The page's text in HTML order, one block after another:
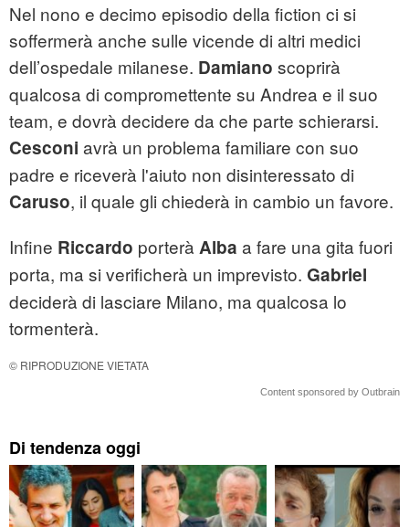
Nel nono e decimo episodio della fiction ci si
soffermerà anche sulle vicende di altri medici
dell’ospedale milanese. Damiano scoprirà
qualcosa di compromettente su Andrea e il suo
team, e dovrà decidere da che parte schierarsi.
Cesconi avrà un problema familiare con suo
padre e riceverà l'aiuto non disinteressato di
Caruso, il quale gli chiederà in cambio un favore.
Infine Riccardo porterà Alba a fare una gita fuori
porta, ma si verificherà un imprevisto. Gabriel
deciderà di lasciare Milano, ma qualcosa lo
tormenterà.
© RIPRODUZIONE VIETATA
Content sponsored by Outbrain
Di tendenza oggi